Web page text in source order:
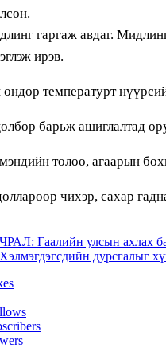
гаргаж авдаг.
ирэв.
температурт
барьж ашиглалтад
төлөө, агаарын
чихэр, сахар
Гаалийн улсын ахлах
Хэлмэгдэгсдийн дурсгалыг